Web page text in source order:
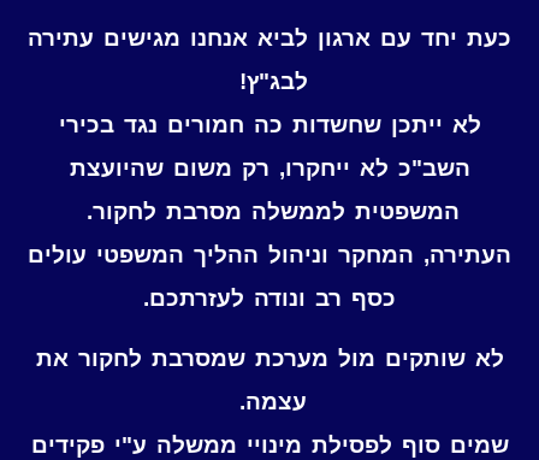
כעת יחד עם ארגון לביא אנחנו מגישים עתירה
לבג"ץ!
לא ייתכן שחשדות כה חמורים נגד בכירי
השב"כ לא ייחקרו, רק משום שהיועצת
המשפטית לממשלה מסרבת לחקור.
העתירה, המחקר וניהול ההליך המשפטי עולים
כסף רב ונודה לעזרתכם.
לא שותקים מול מערכת שמסרבת לחקור את
עצמה.
שמים סוף לפסילת מינויי ממשלה ע"י פקידים